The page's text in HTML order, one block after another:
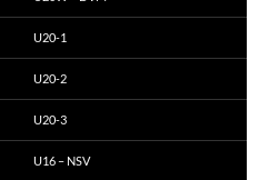
U20-1
U20-2
U20-3
U16 – NSV